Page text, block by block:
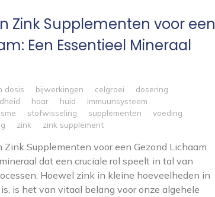
Zink Supplementen voor een
Een Essentieel Mineraal
dosis bijwerkingen celgroei
dosering
haar huid
immuunsysteem
stofwisseling supplementen
voeding
zink zink supplement
Supplementen voor een Gezond Lichaam
dat een cruciale rol speelt in tal van
Hoewel zink in kleine hoeveelheden in
is het van vitaal belang voor onze algehele